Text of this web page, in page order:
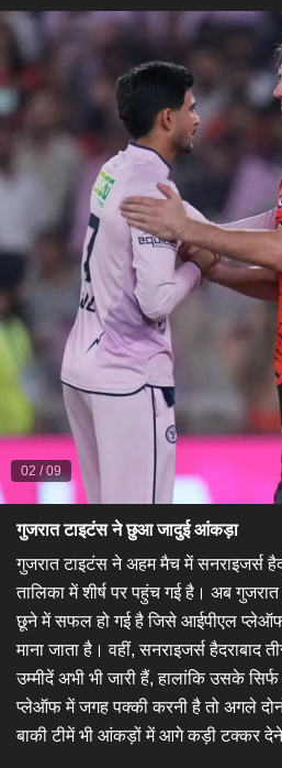
02 /09
गुजरात टाइटंस ने छुआ जादुई आंकड़ा
गुजरात टाइटंस ने अहम मैच में सनराइजर्स
तालिका में शीर्ष पर पहुंच गई है। अब
छूने में सफल हो गई है जिसे आईपीएल
माना जाता है। वहीं, सनराइजर्स
उम्मीदें अभी भी जारी हैं, हालांकि उसके
प्लेऑफ में जगह पक्की करनी है तो अगले
बाकी टीमें भी आंकड़ों में आगे कड़ी टक्कर देने